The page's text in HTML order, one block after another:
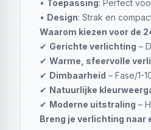
• Toepassing: Perfect
• Design: Strak en
Waarom kiezen voor de
✔ Gerichte verlichting –
✔ Warme, sfeervolle
✔ Dimbaarheid – Fase/1-
✔ Natuurlijke
✔ Moderne uitstraling –
Breng je verlichting naar